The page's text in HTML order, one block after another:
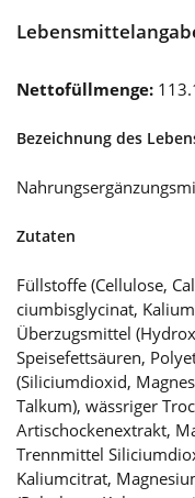
Nettofüllmenge:
Bezeichnung des
Zutaten
Füllstoffe (Cellulose,
ciumbisglycinat,
Überzugsmittel
Speisefettsäuren,
(Siliciumdioxid,
Talkum), wässriger
Artischockenextrakt,
Trennmittel
Kaliumcitrat,